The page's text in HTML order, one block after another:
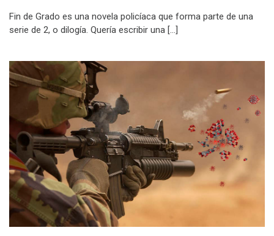
Fin de Grado es una novela policíaca que forma parte de una
serie de 2, o dilogía. Quería escribir una […]